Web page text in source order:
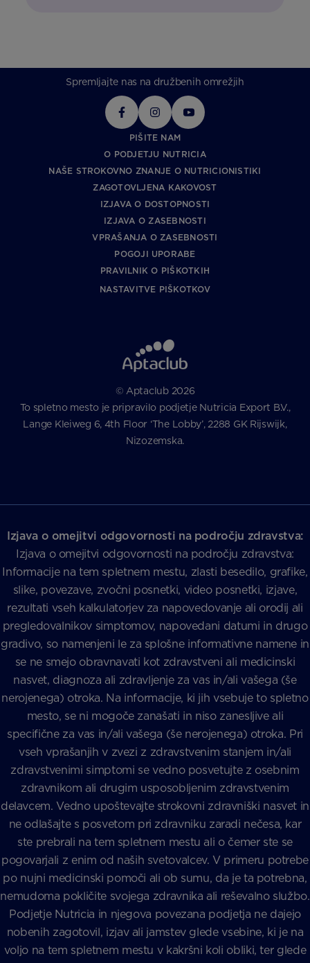
Spremljajte nas na družbenih omrežjih
PIŠITE NAM
O PODJETJU NUTRICIA
NAŠE STROKOVNO ZNANJE O NUTRICIONISTIKI
ZAGOTOVLJENA KAKOVOST
IZJAVA O DOSTOPNOSTI
IZJAVA O ZASEBNOSTI
VPRAŠANJA O ZASEBNOSTI
POGOJI UPORABE
PRAVILNIK O PIŠKOTKIH
NASTAVITVE PIŠKOTKOV
© Aptaclub 2026
To spletno mesto je pripravilo podjetje Nutricia Export B.V.,
Lange Kleiweg 6, 4th Floor ‘The Lobby’, 2288 GK Rijswijk,
Nizozemska.
Izjava o omejitvi odgovornosti na področju zdravstva:
Izjava o omejitvi odgovornosti na področju zdravstva:
Informacije na tem spletnem mestu, zlasti besedilo, grafike,
slike, povezave, zvočni posnetki, video posnetki, izjave,
rezultati vseh kalkulatorjev za napovedovanje ali orodij ali
pregledovalnikov simptomov, napovedani datumi in drugo
gradivo, so namenjeni le za splošne informativne namene in
se ne smejo obravnavati kot zdravstveni ali medicinski
nasvet, diagnoza ali zdravljenje za vas in/ali vašega (še
nerojenega) otroka. Na informacije, ki jih vsebuje to spletno
mesto, se ni mogoče zanašati in niso zanesljive ali
specifične za vas in/ali vašega (še nerojenega) otroka. Pri
vseh vprašanjih v zvezi z zdravstvenim stanjem in/ali
zdravstvenimi simptomi se vedno posvetujte z osebnim
zdravnikom ali drugim usposobljenim zdravstvenim
delavcem. Vedno upoštevajte strokovni zdravniški nasvet in
ne odlašajte s posvetom pri zdravniku zaradi nečesa, kar
ste prebrali na tem spletnem mestu ali o čemer ste se
pogovarjali z enim od naših svetovalcev. V primeru potrebe
po nujni medicinski pomoči ali ob sumu, da je ta potrebna,
nemudoma pokličite svojega zdravnika ali reševalno službo.
Podjetje Nutricia in njegova povezana podjetja ne dajejo
nobenih zagotovil, izjav ali jamstev glede vsebine, ki je na
voljo na tem spletnem mestu v kakršni koli obliki, ter glede